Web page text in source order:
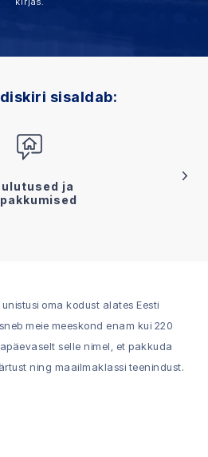
sisaldab:
ja
oma kodust alates Eesti
meie meeskond enam kui 220
selle nimel, et pakkuda
ning maailmaklassi teenindust.